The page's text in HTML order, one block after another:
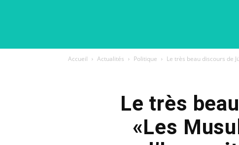
Accueil Actualités Politique Le très beau discours de
Le très
«Les